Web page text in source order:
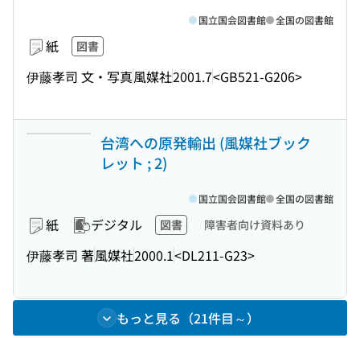
紙 図書
伊藤孝司 文・写真風媒社2001.7<GB521-G206>
国立国会図書館 全国の図書館
台湾への原発輸出 (風媒社ブック
レット ; 2)
紙 デジタル 図書 障害者向け資料あり
伊藤孝司 著風媒社2000.1<DL211-G23>
国立国会図書館 全国の図書館
もっと見る（21件目～）